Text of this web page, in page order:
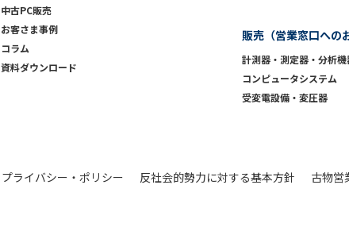
中古PC販売
お客さま事例
コラム
資料ダウンロード
販売（営業窓口への
計測器・測定器・分析機
コンピュータシステム
受変電設備・変圧器
プライバシー・ポリシー 反社会的勢力に対する基本方針 古物営